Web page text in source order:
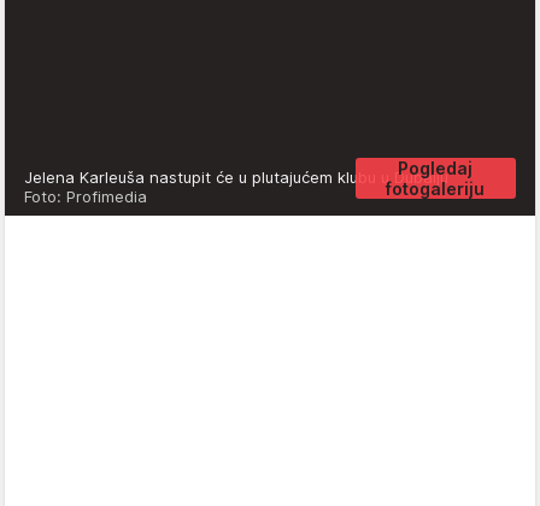
Pogledaj
fotogaleriju
Jelena Karleuša nastupit će u plutajućem klubu u Dubaiju
Foto: Profimedia